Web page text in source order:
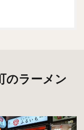
のラーメン